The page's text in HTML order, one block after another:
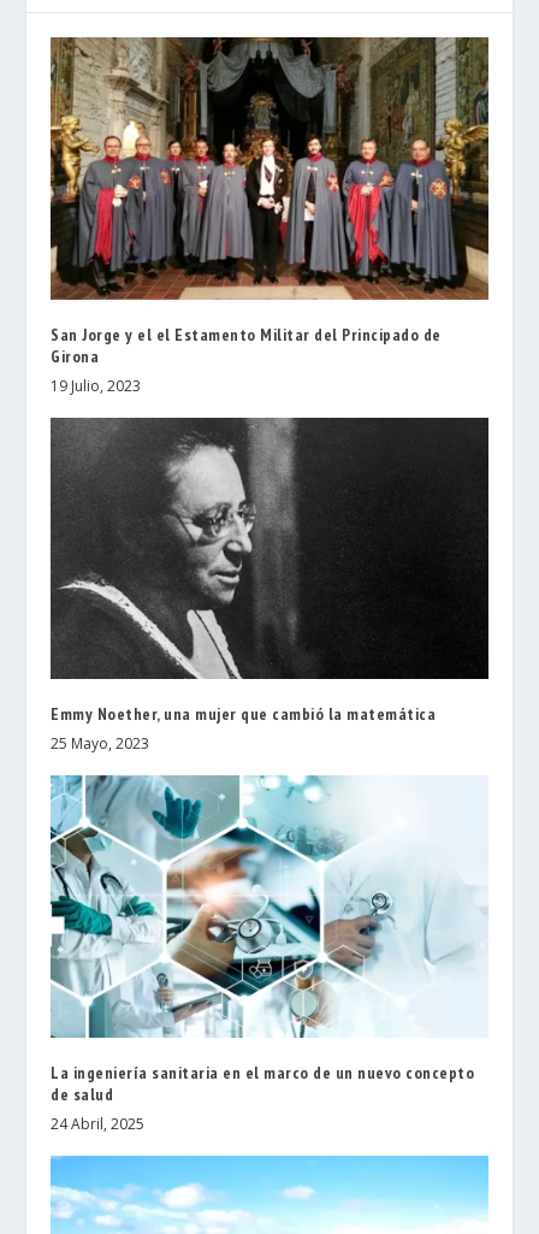
San Jorge y el el Estamento Militar del Principado de
Girona
19 Julio, 2023
Emmy Noether, una mujer que cambió la matemática
25 Mayo, 2023
La ingeniería sanitaria en el marco de un nuevo concepto
de salud
24 Abril, 2025